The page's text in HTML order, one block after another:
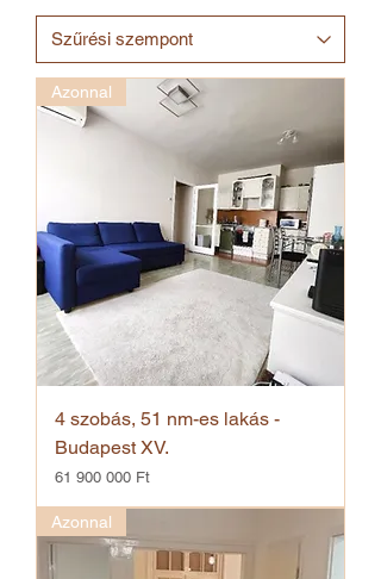
Azonnal
4 szobás, 51 nm-es lakás -
Budapest XV.
Ár
61 900 000 Ft
Azonnal